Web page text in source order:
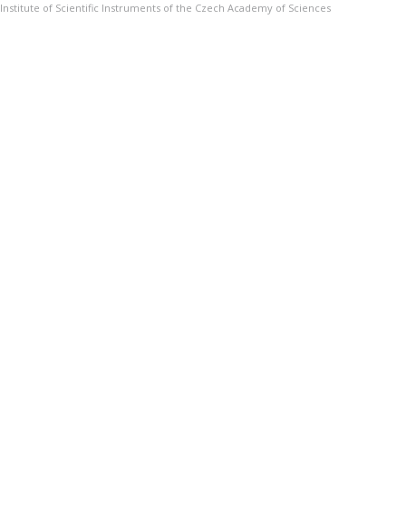
Institute of Scientific Instruments of the Czech Academy of Sciences